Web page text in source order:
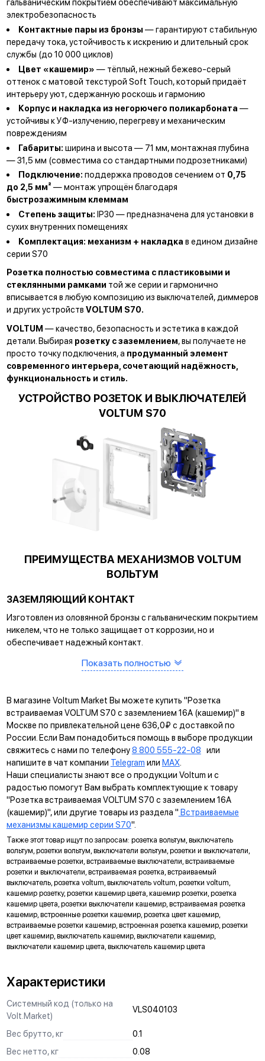
гальваническим покрытием обеспечивают максимальную
электробезопасность
Контактные пары из бронзы — гарантируют стабильную
передачу тока, устойчивость к искрению и длительный срок
службы (до 10 000 циклов)
Цвет «кашемир» — тёплый, нежный бежево-серый
оттенок с матовой текстурой Soft Touch, который придаёт
интерьеру уют, сдержанную роскошь и гармонию
Корпус и накладка из негорючего поликарбоната —
устойчивы к УФ-излучению, перегреву и механическим
повреждениям
Габариты: ширина и высота — 71 мм, монтажная глубина
— 31,5 мм (совместима со стандартными подрозетниками)
Подключение: поддержка проводов сечением от 0,75
до 2,5 мм² — монтаж упрощён благодаря
быстрозажимным клеммам
Степень защиты: IP30 — предназначена для установки в
сухих внутренних помещениях
Комплектация: механизм + накладка в едином дизайне
серии S70
Розетка полностью совместима с пластиковыми и
стеклянными рамками той же серии и гармонично
вписывается в любую композицию из выключателей, диммеров
и других устройств VOLTUM S70.
VOLTUM — качество, безопасность и эстетика в каждой
детали. Выбирая розетку с заземлением, вы получаете не
просто точку подключения, а продуманный элемент
современного интерьера, сочетающий надёжность,
функциональность и стиль.
УСТРОЙСТВО РОЗЕТОК И ВЫКЛЮЧАТЕЛЕЙ
VOLTUM S70
ПРЕИМУЩЕСТВА МЕХАНИЗМОВ VOLTUM
ВОЛЬТУМ
ЗАЗЕМЛЯЮЩИЙ КОНТАКТ
Изготовлен из оловянной бронзы с гальваническим покрытием
никелем, что не только защищает от коррозии, но и
обеспечивает надежный контакт.
САМОЗАЖИМНЫЕ КЛЕММЫ
КРЕПЛЕНИЕ EASY CLICK
Обеспечивает быстрое и легкое соединение механизма с
рамкой. Восемь фиксаторов по периметру нивелируют
неровности стены и надежно удерживают конструкцию.
УНИВЕРСАЛЬНЫЙ МОНТАЖ
Суппорт поддерживает установку механизма в
многопостовые рамки как по горизонтали, так и по вертикали.
ДИАГОНАЛЬНЫЕ ОТВЕРСТИЯ СУППОРТА
Предназначены для удобного крепления механизмов в
нестандартных условиях, не требующих применения
подрозетников.
МАРКИРОВКА
Метка для точного определения длины зачистки изоляции
проводов, упрощающая и ускоряющая процесс монтажа.
АНКЕРНОЕ КРЕПЛЕНИЕ
ЗАЩИТА
Механизм выполнен с учетом защиты проводов от
повреждений при установке, обеспечивая безопасную
эксплуатацию и исключая вероятность замыкания на детали
Показать полностью
В магазине Voltum Market Вы можете купить "Розетка
встраиваемая VOLTUM S70 с заземлением 16А (кашемир)" в
Москве по привлекательной цене 636,0₽ с доставкой по
России. Если Вам понадобиться помощь в выборе продукции
свяжитесь с нами по телефону8 800 555-22-08 или
напишите в чат компании Telegram или MAX.
Наши специалисты знают все о продукции Voltum и с
радостью помогут Вам выбрать комплектующие к товару
"Розетка встраиваемая VOLTUM S70 с заземлением 16А
(кашемир)", или другие товары из раздела " Встраиваемые
механизмы кашемир серии S70".
Также этот товар ищут по запросам: розетка вольтум, выключатель
вольтум, розетки вольтум, выключатели вольтум, розетки и выключатели,
встраиваемые розетки, встраиваемые выключатели, встраиваемые
розетки и выключатели, встраиваемая розетка, встраиваемый
выключатель, розетка voltum, выключатель voltum, розетки voltum,
кашемир розетку, розетки кашемир цвета, кашемир розетки, розетка
кашемир цвета, розетки выключатели кашемир, встраиваемая розетка
кашемир, встроенные розетки кашемир, розетка цвет кашемир,
встраиваемые розетки кашемир, встроенная розетка кашемир, розетки
цвет кашемир, выключатель кашемир, выключатели кашемир,
выключатели кашемир цвета, выключатель кашемир цвета
Характеристики
Системный код (только на
Volt.Market)
VLS040103
Вес брутто, кг
0.1
Вес нетто, кг
0.08